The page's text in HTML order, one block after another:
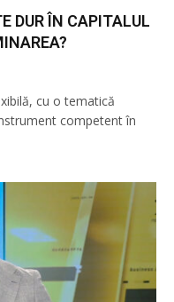
DUR ÎN CAPITALUL
cu o tematică
competent în